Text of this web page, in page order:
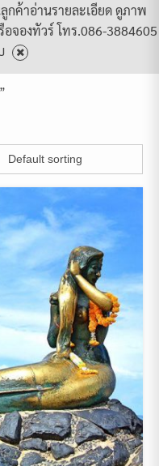
กค้าอ่านรายละเอียด ดูภาพ
จองทัวร์ โทร.086-3884605